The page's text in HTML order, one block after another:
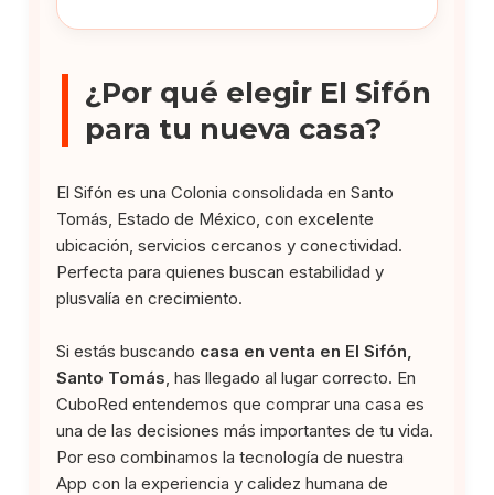
¿Por qué elegir El Sifón
para tu nueva casa?
El Sifón es una Colonia consolidada en Santo
Tomás, Estado de México, con excelente
ubicación, servicios cercanos y conectividad.
Perfecta para quienes buscan estabilidad y
plusvalía en crecimiento.
Si estás buscando casa en venta en El Sifón,
Santo Tomás , has llegado al lugar correcto. En
CuboRed entendemos que comprar una casa es
una de las decisiones más importantes de tu vida.
Por eso combinamos la tecnología de nuestra
App con la experiencia y calidez humana de